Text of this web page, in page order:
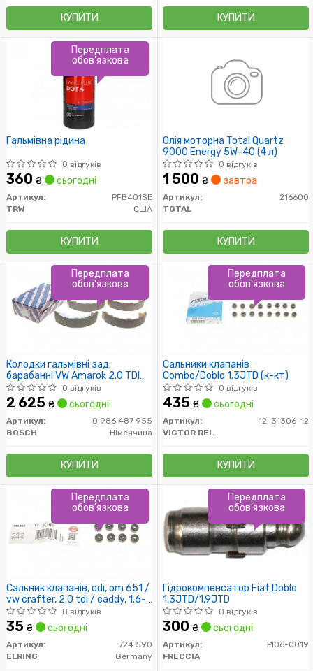
КУПИТИ КУПИТИ
Гальмівна рідина
0 відгуків
360 ₴ сьогодні
Артикул:
PFB401SE
TRW
США
КУПИТИ
Передплата
обов'язкова
Олія моторна Total Quartz
9000 Energy 5W-40 (4 л)
0 відгуків
1 500 ₴ завтра
Артикул:
216600
TOTAL
КУПИТИ
Колодки гальмівні зад.
барабанні VW Amarok 2.0 TDI
10- (294x57)0 відгуків
2 625 ₴ сьогодні
Артикул:
0 986 487 955
BOSCH
Німеччина
КУПИТИ
Передплата
обов'язкова
Сальники клапанів
Combo/Doblo 1.3JTD (к-кт)
0 відгуків
435 ₴ сьогодні
Артикул:
12-31306-12
VICTOR REINZ
КУПИТИ
Передплата
обов'язкова
Сальник клапанів, cdi, om 651 /
vw crafter, 2.0 tdi / caddy, 1.6-
2.0 tdi, 2010>0 відгуків
35 ₴ сьогодні
Артикул:
724.590
ELRING
Germany
Передплата
обов'язкова
Гідрокомпенсатор Fiat Doblo
1.3JTD/1,9JTD
0 відгуків
300 ₴ сьогодні
Артикул:
PI06-0019
FRECCIA
Передплата
обов'язкова